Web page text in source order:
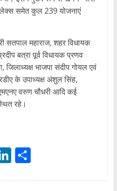
समेत कुल 239 योजनाएं
सतपाल महाराज, शहर विधायक
बत्रा पूर्व विधायक प्रणव
जिलाध्यक्ष भाजपा संदीप गोयल एवं
के उपाध्यक्ष अंशुल सिंह,
वरुण चौधरी आदि कई
रहे।
Li S